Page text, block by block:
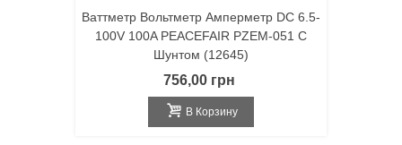
Ваттметр Вольтметр Амперметр DC 6.5-
100V 100A PEACEFAIR PZEM-051 С
Шунтом (12645)
756,00 грн
В Корзину